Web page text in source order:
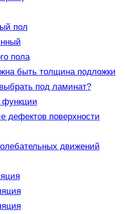
пол
пола
быть толщина подложки
под ламинат?
дефектов поверхности
движений